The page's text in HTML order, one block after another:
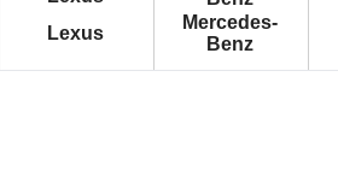
Lexus
Mercedes-
Benz